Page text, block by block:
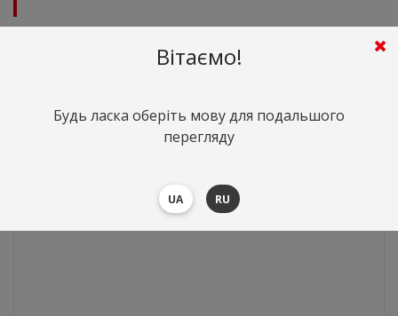
грн.
Вітаємо!
Будь ласка оберіть мову для подальшого
перегляду
UA RU